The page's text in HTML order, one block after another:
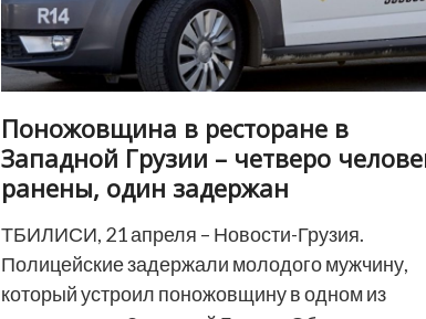
Поножовщина в ресторане в
Западной Грузии – четверо
ранены, один задержан
ТБИЛИСИ, 21 апреля – Новости-Грузия.
Полицейские задержали молодого мужчину,
который устроил поножовщину в одном из